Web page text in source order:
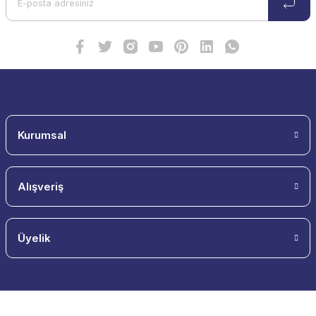
Kurumsal
Alışveriş
Üyelik